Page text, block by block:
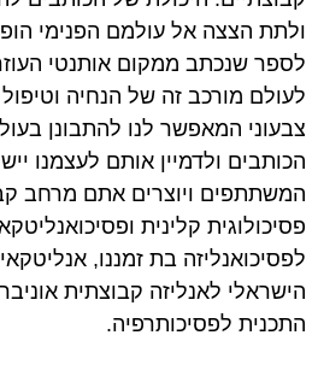
ולתת הצצה אל עולמם הפנימי
לספר שנכתב ממקום אותנטי
לעולם מורכב זה של הנחיה
צבעוני המאפשר לנו להתבונן
הכותבים ולדמיין אותם לעצמנו
המשתתפים ויוצרים אתם מרחב
פסיכולוגית קלינית
לפסיכואנליזה בת זמננו,
הישראלי לאנליזה קבוצתית
התכנית לפסיכותרפיה.